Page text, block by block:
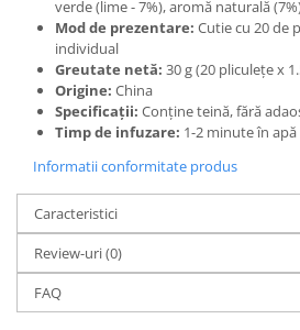
verde (lime - 7%), aromă naturală
Mod de prezentare: Cutie cu 20 de
individual
Greutate netă: 30 g (20 pliculețe x
Origine: China
Specificații: Conține teină, fără
Timp de infuzare: 1-2 minute în
Informatii conformitate produs
Caracteristici
Review-uri(0)
FAQ